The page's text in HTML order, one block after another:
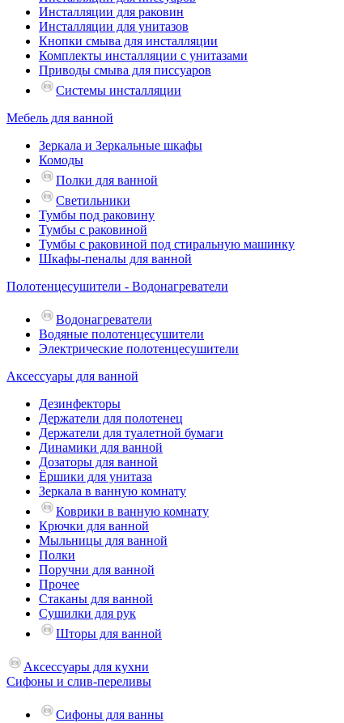
Инсталляции для раковин
Инсталляции для унитазов
Кнопки смыва для инсталляции
Комплекты инсталляции с унитазами
Приводы смыва для писсуаров
Системы инсталляции
Мебель для ванной
Зеркала и Зеркальные шкафы
Комоды
Полки для ванной
Светильники
Тумбы под раковину
Тумбы с раковиной
Тумбы с раковиной под стиральную машинку
Шкафы-пеналы для ванной
Полотенцесушители - Водонагреватели
Водонагреватели
Водяные полотенцесушители
Электрические полотенцесушители
Аксессуары для ванной
Дезинфекторы
Держатели для полотенец
Держатели для туалетной бумаги
Динамики для ванной
Дозаторы для ванной
Ёршики для унитаза
Зеркала в ванную комнату
Коврики в ванную комнату
Крючки для ванной
Мыльницы для ванной
Полки
Поручни для ванной
Прочее
Стаканы для ванной
Сушилки для рук
Шторы для ванной
Аксессуары для кухни
Сифоны и слив-переливы
Сифоны для ванны